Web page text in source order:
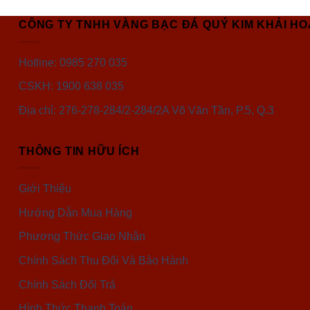
CÔNG TY TNHH VÀNG BẠC ĐÁ QUÝ KIM KHẢI
Hotline: 0985 270 035
CSKH: 1900 638 035
Địa chỉ: 276-278-284/2-284/2A Võ Văn Tần, P.5, Q.3
THÔNG TIN HỮU ÍCH
Giới Thiệu
Hướng Dẫn Mua Hàng
Phương Thức Giao Nhận
Chính Sách Thu Đổi Và Bảo Hành
Chính Sách Đổi Trả